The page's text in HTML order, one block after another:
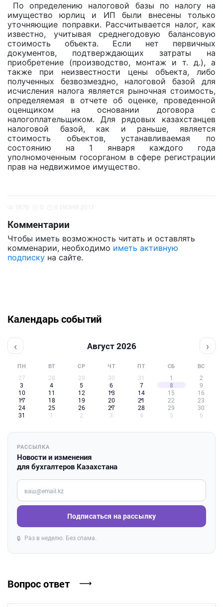
По определению налоговой базы по налогу на
имущество юрлиц и ИП были внесены только
уточняющие поправки. Рассчитывается налог, как
известно, учитывая среднегодовую балансовую
стоимость объекта. Если нет первичных
документов, подтверждающих затраты на
приобретение (производство, монтаж и т. д.), а
также при неизвестности цены объекта, либо
полученных безвозмездно, налоговой базой для
исчисления налога является рыночная стоимость,
определяемая в отчете об оценке, проведенной
оценщиком на основании договора с
налогоплательщиком. Для рядовых казахстанцев
налоговой базой, как и раньше, является
стоимость объектов, устанавливаемая по
состоянию на 1 января каждого года
уполномоченным госорганом в сфере регистрации
прав на недвижимое имущество.
Комментарии
Чтобы иметь возможность читать и оставлять
комменарии, необходимо иметь активную
подписку на сайте.
Календарь событий
‹ Август 2026 ›
ПН ВТ СР ЧТ ПТ СБ ВС
27 28 29 30 31 1
2
3
4 5 6 7 8
9
10
11 12 13 14 15
16
17
18 19 20 21 22
23
24
25 26 27 28 29
30
31
1 2 3 4 5 6
РАССЫЛКА
Новости и изменения
для бухгалтеров Казахстана
Введите ваш e-mail
Подписаться на рассылку
🔒 Раз в неделю. Без спама.
Вопрос ответ